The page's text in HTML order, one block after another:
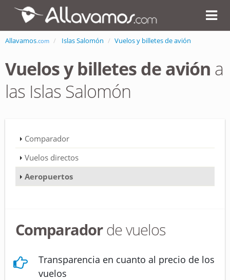
Allavamos.com Islas Salomón Vuelos y billetes de avión
Vuelos y billetes de avión a
las Islas Salomón
Comparador
Vuelos directos
Aeropuertos
Comparadorde vuelos
Transparencia en cuanto al precio de los
vuelos